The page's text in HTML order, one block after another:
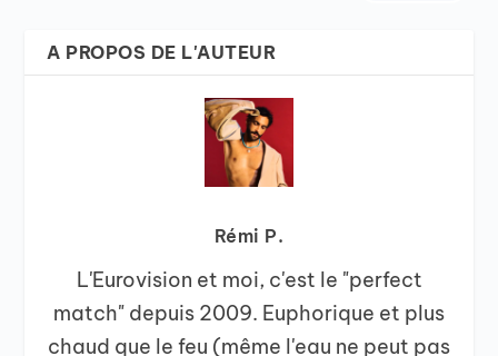
A PROPOS DE L'AUTEUR
Rémi P.
L'Eurovision et moi, c'est le "perfect
match" depuis 2009. Euphorique et plus
chaud que le feu (même l'eau ne peut pas